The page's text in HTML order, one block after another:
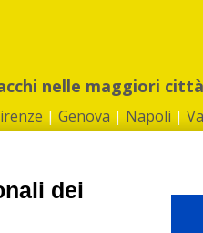
nelle maggiori
| Genova | Napoli |
dei